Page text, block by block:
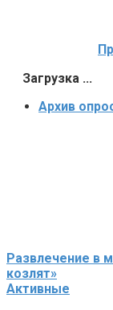
Загрузка ...
Архив
Развлечение в
козлят»
Активные